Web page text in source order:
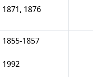
1871, 1876
1855-1857
1992